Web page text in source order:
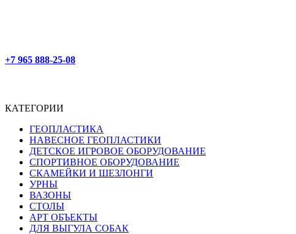
+7 965 888-25-08
КАТЕГОРИИ
ГЕОПЛАСТИКА
НАВЕСНОЕ ГЕОПЛАСТИКИ
ДЕТСКОЕ ИГРОВОЕ ОБОРУДОВАНИЕ
СПОРТИВНОЕ ОБОРУДОВАНИЕ
СКАМЕЙКИ И ШЕЗЛОНГИ
УРНЫ
ВАЗОНЫ
СТОЛЫ
АРТ ОБЪЕКТЫ
ДЛЯ ВЫГУЛА СОБАК